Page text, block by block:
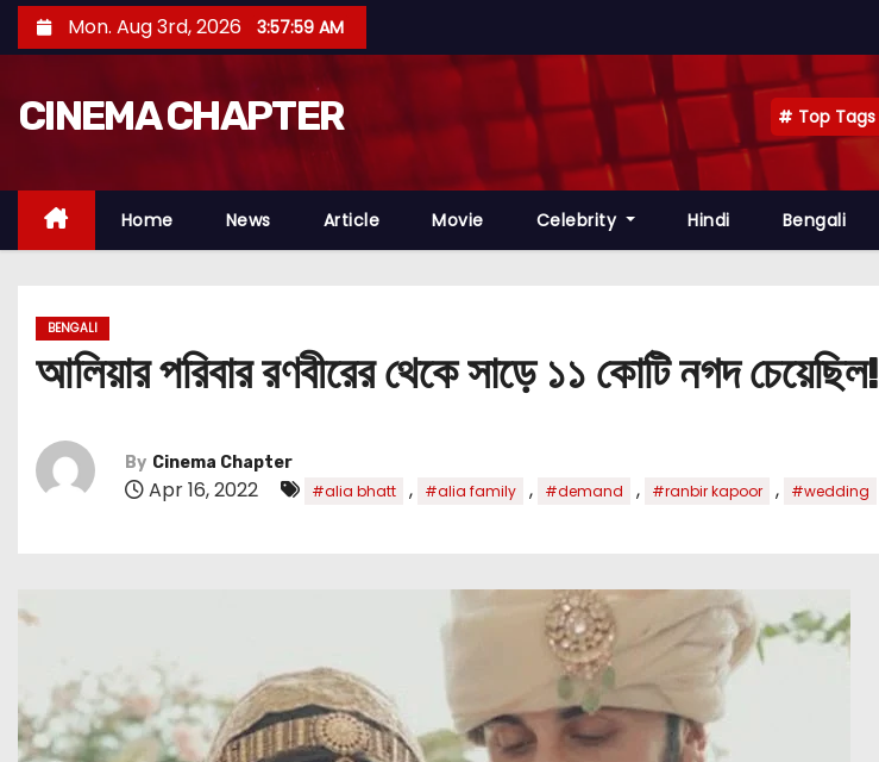
k
o
Mon. Aug 3rd, 2026 3:58:00 AM
CINEMA CHAPTER Top Tags
Home News Article Movie Celebrity Hindi Bengali
BENGALI
আলিয়ার পরিবার রণবীরের থেকে সাড়ে ১১ কোটি নগদ চেয়েছিল!
By Cinema Chapter
Apr 16, 2022 #alia bhatt , #alia family , #demand , #ranbir kapoor , #wedding